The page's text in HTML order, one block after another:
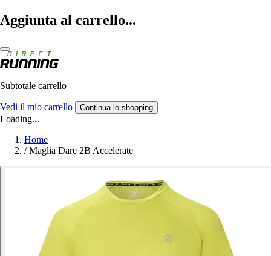
Aggiunta al carrello...
Subtotale carrello
Vedi il mio carrello Continua lo shopping
Loading...
Home
/ Maglia Dare 2B Accelerate